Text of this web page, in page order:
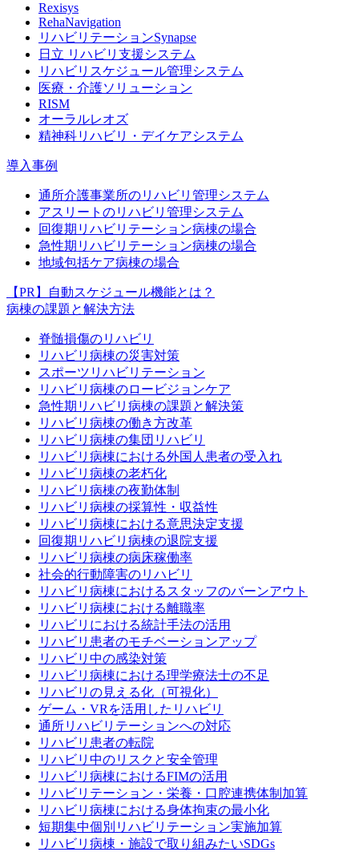
Rexisys
RehaNavigation
リハビリテーションSynapse
日立 リハビリ支援システム
リハビリスケジュール管理システム
医療・介護ソリューション
RISM
オーラルレオズ
精神科リハビリ・デイケアシステム
導入事例
通所介護事業所のリハビリ管理システム
アスリートのリハビリ管理システム
回復期リハビリテーション病棟の場合
急性期リハビリテーション病棟の場合
地域包括ケア病棟の場合
【PR】自動スケジュール機能とは？
病棟の課題と解決方法
脊髄損傷のリハビリ
リハビリ病棟の災害対策
スポーツリハビリテーション
リハビリ病棟のロービジョンケア
急性期リハビリ病棟の課題と解決策
リハビリ病棟の働き方改革
リハビリ病棟の集団リハビリ
リハビリ病棟における外国人患者の受入れ
リハビリ病棟の老朽化
リハビリ病棟の夜勤体制
リハビリ病棟の採算性・収益性
リハビリ病棟における意思決定支援
回復期リハビリ病棟の退院支援
リハビリ病棟の病床稼働率
社会的行動障害のリハビリ
リハビリ病棟におけるスタッフのバーンアウト
リハビリ病棟における離職率
リハビリにおける統計手法の活用
リハビリ患者のモチベーションアップ
リハビリ中の感染対策
リハビリ病棟における理学療法士の不足
リハビリの見える化（可視化）
ゲーム・VRを活用したリハビリ
通所リハビリテーションへの対応
リハビリ患者の転院
リハビリ中のリスクと安全管理
リハビリ病棟におけるFIMの活用
リハビリテーション・栄養・口腔連携体制加算
リハビリ病棟における身体拘束の最小化
短期集中個別リハビリテーション実施加算
リハビリ病棟・施設で取り組みたいSDGs